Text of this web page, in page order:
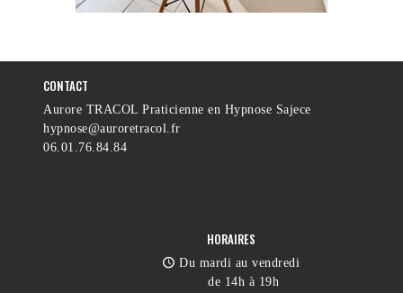
CONTACT
Aurore TRACOL Praticienne en Hypnose Sajece
hypnose@auroretracol.fr
06.01.76.84.84
HORAIRES
Du mardi au vendredi
de 14h à 19h